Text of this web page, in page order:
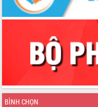
BÌNH CHỌN